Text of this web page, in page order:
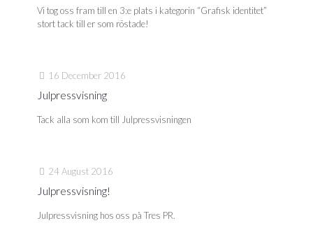
Vi tog oss fram till en 3:e plats i kategorin “Grafisk identitet”
stort tack till er som röstade!
16 December 2016
Julpressvisning
Tack alla som kom till Julpressvisningen
24 August 2016
Julpressvisning!
Julpressvisning hos oss på Tres PR.